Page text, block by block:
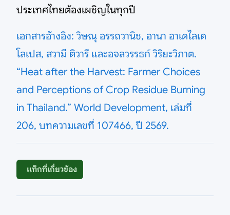
ประเทศไทยต้องเผชิญในทุกปี
เอกสารอ้างอิง: วิษณุ อรรถวานิช, อานา อาเดไลเด
โลเปส, สวามี ติวารี และอจลวรรธก์ วิริยะวิภาต.
“Heat after the Harvest: Farmer Choices
and Perceptions of Crop Residue Burning
in Thailand.” World Development, เล่มที่
206, บทความเลขที่ 107466, ปี 2569.
แท็กที่เกี่ยวข้อง